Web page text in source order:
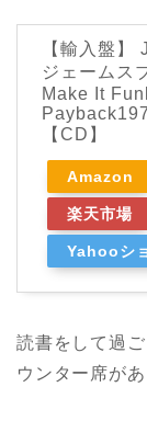
【輸入盤】
ジェームス
Make It
【CD】
Amazon
楽天市場
Yahooシ
読書をして過
ウンター席が